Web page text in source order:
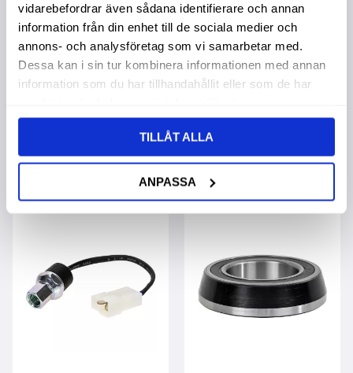
vidarebefordrar även sådana identifierare och annan
information från din enhet till de sociala medier och
annons- och analysföretag som vi samarbetar med.
Dessa kan i sin tur kombinera informationen med annan
information som du har tillhandahållit eller som de har
TILLÅT ALLA
ANPASSA
Torkarmotor Cnh
5092906
Köpa större mängd?
Förpackad om 1 st.
3 495,00:-
Torkarmotor Cnh
5093388
Köpa större mängd?
Förpackad om 1 st.
2 895,00:-
Lägg till i favoriter